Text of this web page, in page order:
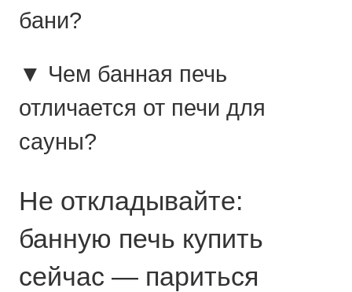
бани?
▼ Чем банная печь
отличается от печи для
сауны?
Не откладывайте:
банную печь купить
сейчас — париться